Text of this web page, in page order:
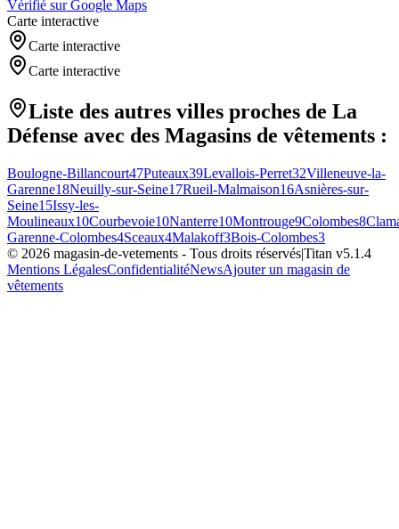
Vérifié sur Google Maps
Carte interactive
Carte interactive
Carte interactive
Liste des autres villes proches de La
Défense avec des Magasins de vêtements :
Boulogne-Billancourt47Puteaux39Levallois-Perret32Villeneuve-la-
Garenne18Neuilly-sur-Seine17Rueil-Malmaison16Asnières-sur-
Seine15Issy-les-
Moulineaux10Courbevoie10Nanterre10Montrouge9Colombes8
Garenne-Colombes4Sceaux4Malakoff3Bois-Colombes3
© 2026 magasin-de-vetements - Tous droits réservés|Titan v5.1.4
Mentions LégalesConfidentialitéNewsAjouter un magasin de
vêtements